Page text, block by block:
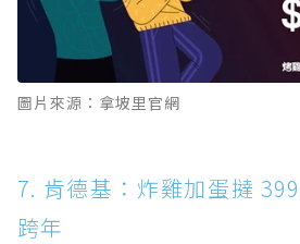
圖片來源：拿坡里官網
7. 肯德基：炸雞加蛋撻
跨年